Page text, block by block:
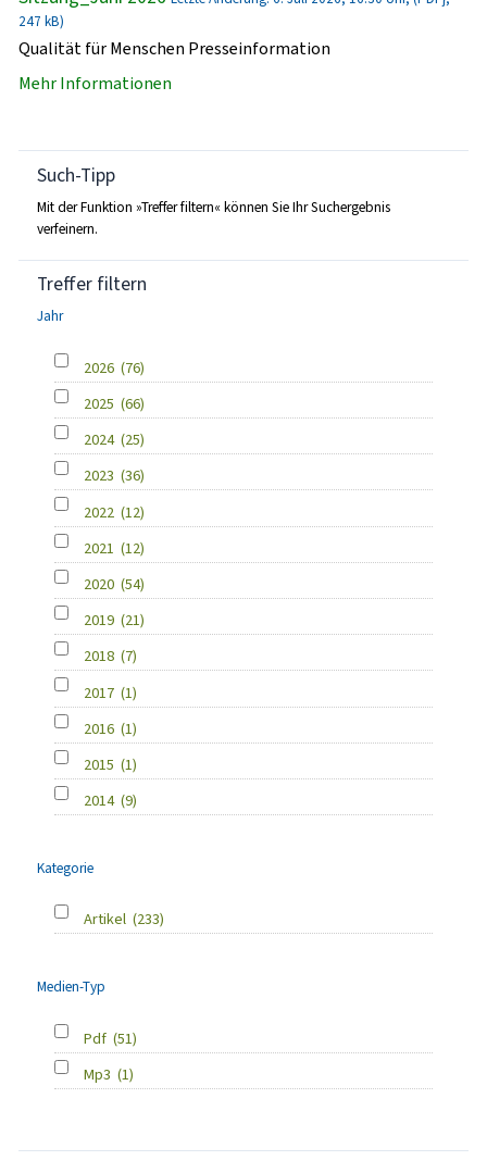
247 kB)
Qualität für Menschen Presseinformation
Mehr Informationen
Such-Tipp
Mit der Funktion »Treffer filtern« können Sie Ihr Suchergebnis
verfeinern.
Treffer filtern
Jahr
2026 (76)
2025 (66)
2024 (25)
2023 (36)
2022 (12)
2021 (12)
2020 (54)
2019 (21)
2018 (7)
2017 (1)
2016 (1)
2015 (1)
2014 (9)
Kategorie
Artikel (233)
Medien-Typ
Pdf (51)
Mp3 (1)